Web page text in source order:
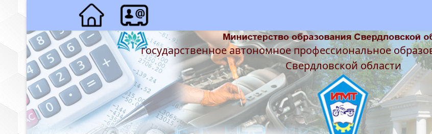
государственное автономное профессиональное
Свердловской области